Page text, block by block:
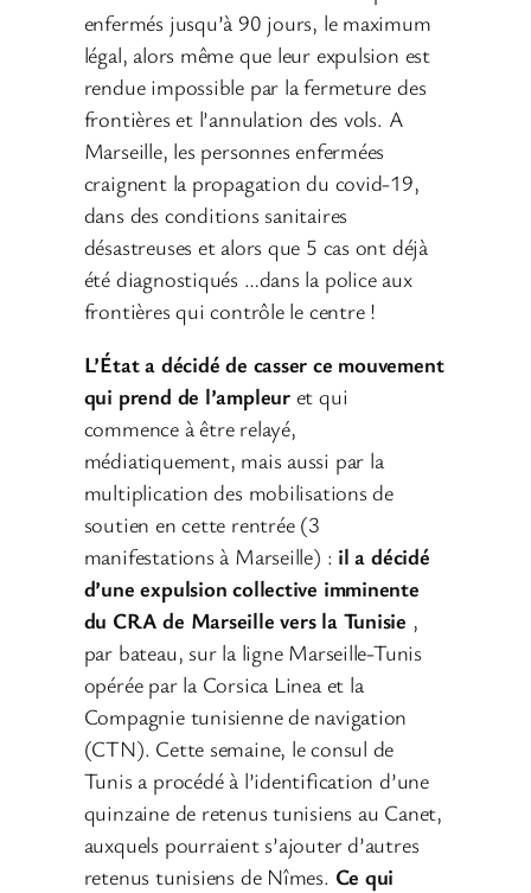
enfermés jusqu’à 90 jours, le maximum
légal, alors même que leur expulsion est
rendue impossible par la fermeture des
frontières et l’annulation des vols. A
Marseille, les personnes enfermées
craignent la propagation du covid-19,
dans des conditions sanitaires
désastreuses et alors que 5 cas ont déjà
été diagnostiqués …dans la police aux
frontières qui contrôle le centre !
L’État a décidé de casser ce mouvement
qui prend de l’ampleuret qui
commence à être relayé,
médiatiquement, mais aussi par la
multiplication des mobilisations de
soutien en cette rentrée (3
manifestations à Marseille) : il a décidé
d’une expulsion collective imminente
du CRA de Marseille vers la Tunisie ,
par bateau, sur la ligne Marseille-Tunis
opérée par la Corsica Linea et la
Compagnie tunisienne de navigation
(CTN). Cette semaine, le consul de
Tunis a procédé à l’identification d’une
quinzaine de retenus tunisiens au Canet,
auxquels pourraient s’ajouter d’autres
retenus tunisiens de Nîmes. Ce qui